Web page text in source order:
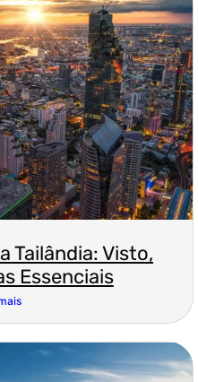
Tailândia: Visto,
Essenciais